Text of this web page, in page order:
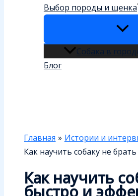
Выбор породы и щенка
Собака в
Блог
Главная
Истории и
Как научить собаку не
Как научить
быстро и